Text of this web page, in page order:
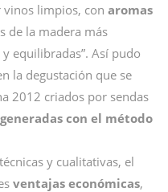
limpios, con aromas
de la madera más
equilibradas”. Así pudo
la degustación que se
2012 criados por sendas
con el método
y cualitativas, el
ventajas económicas,